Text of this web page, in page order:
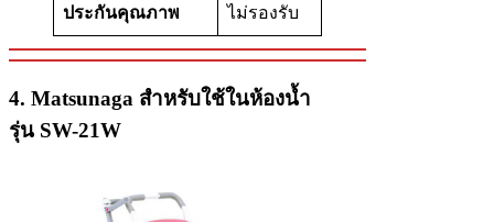
ประกันคุณภาพ ไม่รองรับ
4. Matsunaga สำหรับใช้ในห้องน้ำ
รุ่น SW-21W